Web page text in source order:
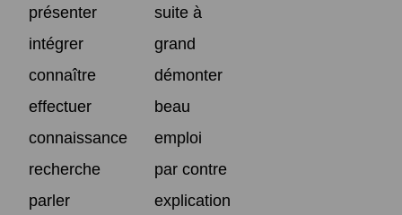
présenter
suite à
intégrer
grand
connaître
démonter
effectuer
beau
connaissance
emploi
recherche
par contre
parler
explication